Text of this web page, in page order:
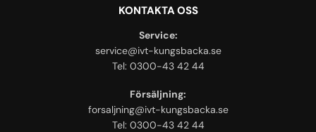
KONTAKTA OSS
Service:
service@ivt-kungsbacka.se
Tel: 0300-43 42 44
Försäljning:
forsaljning@ivt-kungsbacka.se
Tel: 0300-43 42 44